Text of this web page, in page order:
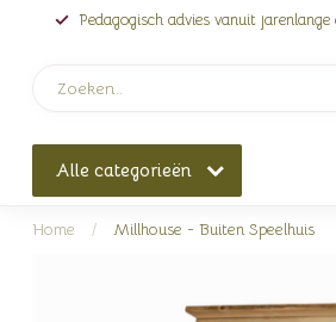
Pedagogisch advies vanuit
Alle categorieën
Home / Millhouse - Buiten Speelhuis